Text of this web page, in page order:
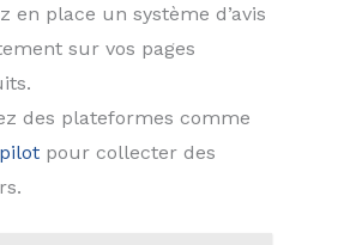
en place un système d’avis
sur vos pages
des plateformes comme
pour collecter des